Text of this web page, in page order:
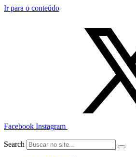
Ir para o conteúdo
Facebook Instagram
Search